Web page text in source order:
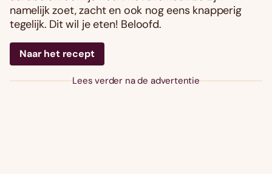
namelijk zoet, zacht en ook nog eens knapperig
tegelijk. Dit wil je eten! Beloofd.
Naar het recept
Lees verder na de advertentie